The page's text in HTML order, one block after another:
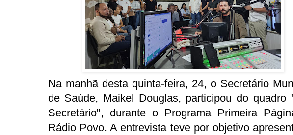
Na manhã desta quinta-feira, 24, o Secretário
de Saúde, Maikel Douglas, participou do quadro
Secretário", durante o Programa Primeira
Rádio Povo. A entrevista teve por objetivo